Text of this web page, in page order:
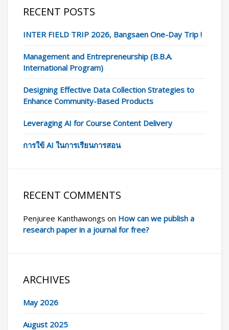
RECENT POSTS
INTER FIELD TRIP 2026, Bangsaen One-Day Trip !
Management and Entrepreneurship (B.B.A.
International Program)
Designing Effective Data Collection Strategies to
Enhance Community-Based Products
Leveraging AI for Course Content Delivery
การใข้ AI ในการเรียนการสอน
RECENT COMMENTS
Penjuree Kanthawongs on How can we publish a
research paper in a journal for free?
ARCHIVES
May 2026
August 2025